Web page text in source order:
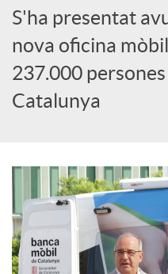
c
i
l
s
S'ha presentat
nova oficina
237.000
Catalunya